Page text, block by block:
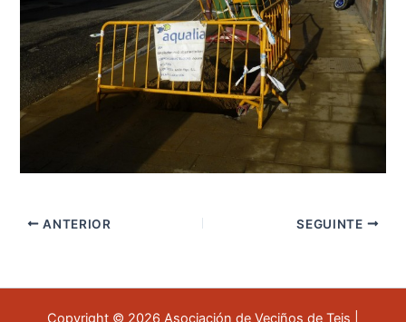
ANTERIOR SEGUINTE
Copyright © 2026 Asociación de Veciños de Teis |